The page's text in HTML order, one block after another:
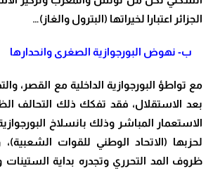
الجزائر اعتبارا لخيراتها (البترول والغاز)…
ب- نهوض البورجوازية الصغرى وانحدارها
مع تواطؤ البورجوازية الداخلية مع القصر،
بعد الاستقلال، فقد تفكك ذلك التحالف
الاستعمار المباشر وذلك بانسلاخ
لحزبها (الاتحاد الوطني للقوات
ظروف المد التحرري وتجدره بداية